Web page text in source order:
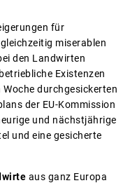
für
miserablen
den Landwirten
Existenzen
durchgesickerten
der EU-Kommission
und nächstjährige
und eine gesicherte
aus ganz Europa